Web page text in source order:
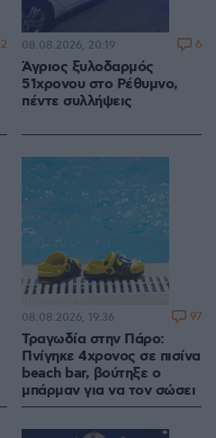
2
Άγριος ξυλοδαρμός
51χρονου στο Ρέθυμνο,
πέντε συλλήψεις
08.08.2026, 20:19 6
Τραγωδία στην Πάρο:
Πνίγηκε 4χρονος σε πισίνα
beach bar, βούτηξε ο
μπάρμαν για να τον σώσει
08.08.2026, 19:36 97